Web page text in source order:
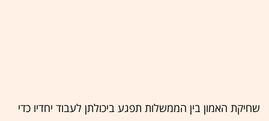
שחיקת האמון בין הממשלות תפגע ביכולתן לעבוד יחדיו כדי